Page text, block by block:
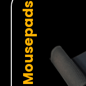
Mousepads